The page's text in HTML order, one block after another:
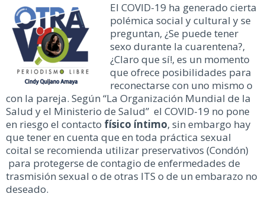
El COVID-19 ha generado cierta
polémica social y cultural y se
preguntan, ¿Se puede tener
sexo durante la cuarentena?,
¿Claro que sí!, es un momento
que ofrece posibilidades para
reconectarse con uno mismo o
con la pareja. Según “La Organización Mundial de la
Salud y el Ministerio de Salud” el COVID-19 no pone
en riesgo el contacto físico íntimo, sin embargo hay
que tener en cuenta que en toda práctica sexual
coital se recomienda utilizar preservativos (Condón)
para protegerse de contagio de enfermedades de
trasmisión sexual o de otras ITS o de un embarazo no
deseado.